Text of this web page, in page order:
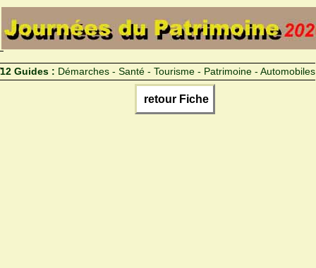
12 Guides : Démarches - Santé - Tourisme - Patrimoine - Automobiles
retour Fiche